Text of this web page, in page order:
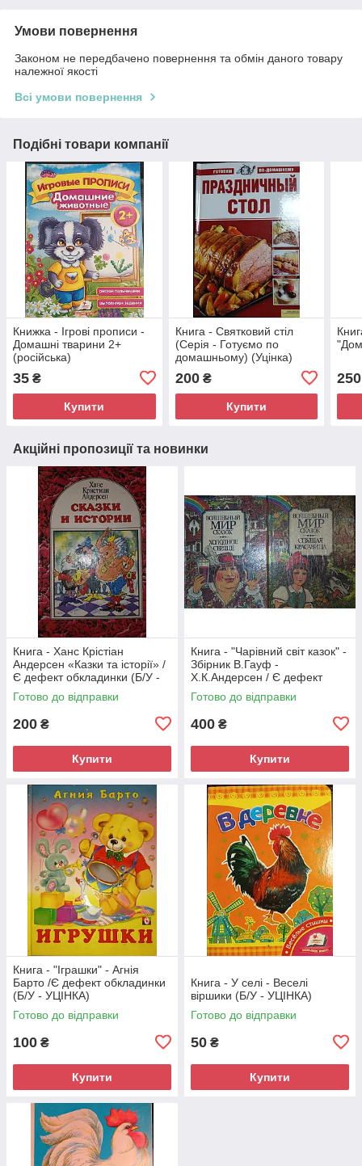
Умови повернення
Законом не передбачено повернення та обмін даного товару
належної якості
Всі умови повернення
Подібні товари компанії
Книжка - Ігрові прописи -
Домашні тварини 2+
(російська)
35 ₴
Купити
Книга - Святковий стіл
(Серія - Готуємо по
домашньому) (Уцінка)
200₴
Купити
250
Акційні пропозиції та новинки
Книга - Ханс Крістіан
Андерсен «Казки та історії» /
Є дефект обкладинки (Б/У -
УЦІНКА)
Готово до відправки
200 ₴
Купити
Книга - "Чарівний світ казок" -
Збірник В.Гауф -
Х.К.Андерсен / Є дефект
обкладинки (Б/У - УЦІНКА)
Готово до відправки
400 ₴
Купити
Книга - "Іграшки" - Агнія
Барто /Є дефект обкладинки
(Б/У - УЦІНКА)
Готово до відправки
100 ₴
Купити
Книга - У селі - Веселі
віршики (Б/У - УЦІНКА)
Готово до відправки
50 ₴
Купити